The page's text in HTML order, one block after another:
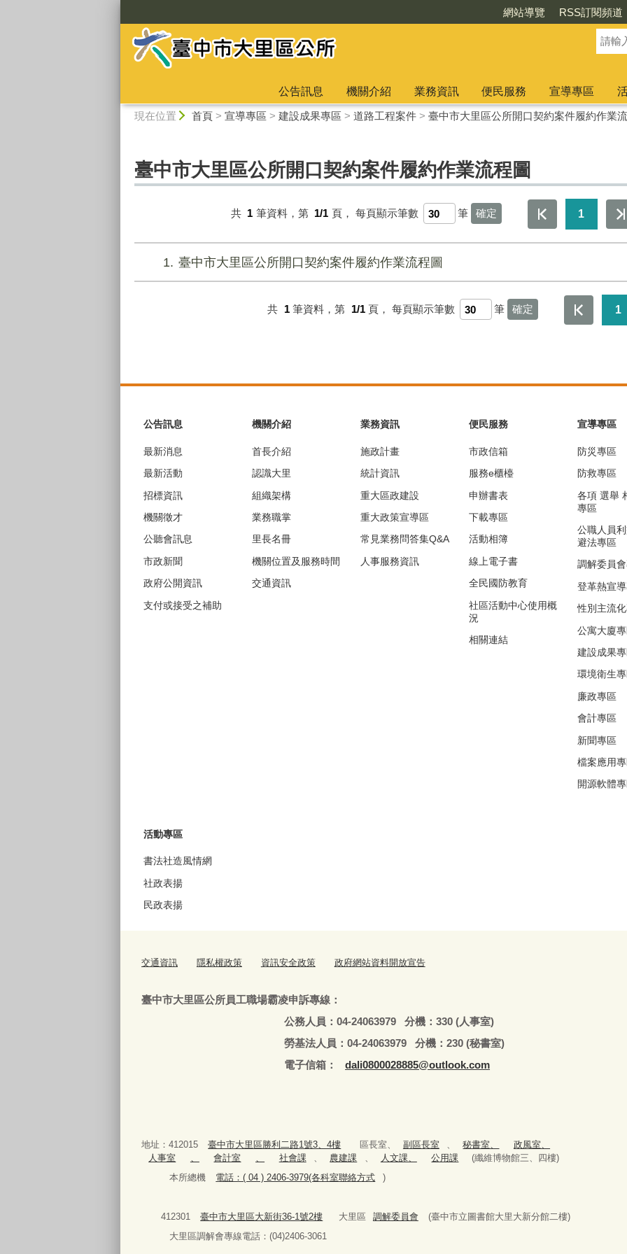
網站導覽 RSS訂閱頻道
公告訊息 機關介紹 業務資訊 便民服務 宣導專區
現在位置 首頁> 宣導專區 > 建設成果專區 > 道路工程案件> 臺中市大里區公所開口契約案件履約作業
臺中市大里區公所開口契約案件履約作業流程圖
共 1 筆資料，第 1/1 頁， 每頁顯示筆數 筆 1
1 臺中市大里區公所開口契約案件履約作業流程圖
共 1 筆資料，第 1/1 頁， 每頁顯示筆數 筆 1
公告訊息
最新消息
最新活動
招標資訊
機關徵才
公聽會訊息
市政新聞
政府公開資訊
支付或接受之補助
機關介紹
首長介紹
認識大里
組織架構
業務職掌
里長名冊
機關位置及服務時間
交通資訊
業務資訊
施政計畫
統計資訊
重大區政建設
重大政策宣導區
常見業務問答集Q&A
人事服務資訊
便民服務
市政信箱
服務e櫃檯
申辦書表
下載專區
活動相簿
線上電子書
全民國防教育
社區活動中心使用概
況
相關連結
宣導專區
防災專區
防救專區
各項 選舉
專區
公職人員
避法專區
調解委員
登革熱宣
性別主流
公寓大廈
建設成果
環境衛生
廉政專區
會計專區
新聞專區
檔案應用
開源軟體
活動專區
書法社造風情網
社政表揚
民政表揚
交通資訊 隱私權政策 資訊安全政策 政府網站資料開放宣告
臺中市大里區公所員工職場霸凌申訴專線：
公務人員：04-24063979 分機：330 (人事室)
勞基法人員：04-24063979 分機：230 (秘書室)
電子信箱：
dali0800028885@outlook.com
地址：412015 臺中市大里區勝利二路1號3、4樓 區長室、 副區長室 、 秘書室、
政風室、
人事室
、 會計室 、 社會課 、 農建課 、 人文課、 公用課
(纖維博物館三、四樓)
本所總機
電話：( 04 ) 2406-3979(各科室聯絡方式 )
412301 臺中市大里區大新街36-1號2樓 大里區 調解委員會
(臺中市立圖書館大里大新分館二樓)
大里區調解會專線電話：(04)2406-3061